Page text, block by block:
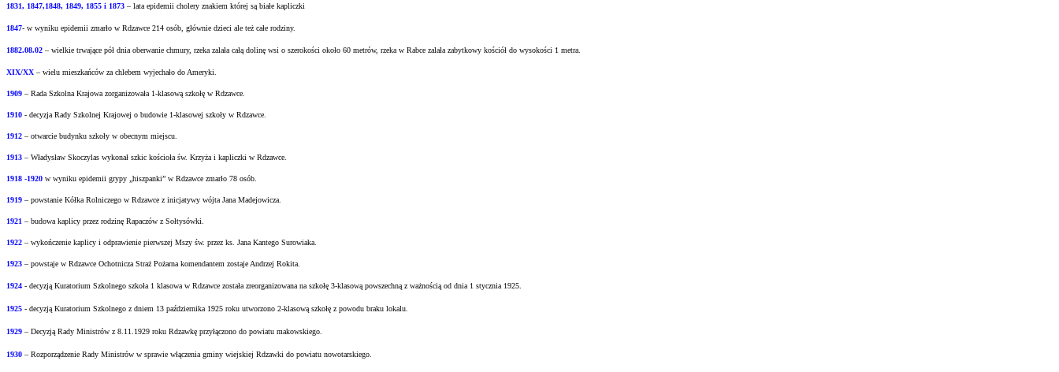
1831, 1847,1848, 1849, 1855 i 1873 – lata epidemii cholery znakiem której są białe kapliczki
1847- w wyniku epidemii zmarło w Rdzawce 214 osób, głównie dzieci ale też całe rodziny.
1882.08.02 – wielkie trwające pół dnia oberwanie chmury, rzeka zalała całą dolinę wsi o szerokości około 60 metrów, rzeka w Rabce zalała zabytkowy kościół do wysokości 1 metra.
XIX/XX – wielu mieszkańców za chlebem wyjechało do Ameryki.
1909 – Rada Szkolna Krajowa zorganizowała 1-klasową szkołę w Rdzawce.
1910 - decyzja Rady Szkolnej Krajowej o budowie 1-klasowej szkoły w Rdzawce.
1912 – otwarcie budynku szkoły w obecnym miejscu.
1913 – Władysław Skoczylas wykonał szkic kościoła św. Krzyża i kapliczki w Rdzawce.
1918 -1920 w wyniku epidemii grypy „hiszpanki” w Rdzawce zmarło 78 osób.
1919 – powstanie Kółka Rolniczego w Rdzawce z inicjatywy wójta Jana Madejowicza.
1921 – budowa kaplicy przez rodzinę Rapaczów z Sołtysówki.
1922 – wykończenie kaplicy i odprawienie pierwszej Mszy św. przez ks. Jana Kantego Surowiaka.
1923 – powstaje w Rdzawce Ochotnicza Straż Pożarna komendantem zostaje Andrzej Rokita.
1924 - decyzją Kuratorium Szkolnego szkoła 1 klasowa w Rdzawce została zreorganizowana naszkołę 3-klasową powszechną z ważnością od dnia 1 stycznia 1925.
1925 - decyzją Kuratorium Szkolnego z dniem 13 października 1925 roku utworzono 2-klasowąszkołę z powodu braku lokalu.
1929 – Decyzją Rady Ministrów z 8.11.1929 roku Rdzawkę przyłączono do powiatu makowskiego.
1930 – Rozporządzenie Rady Ministrów w sprawie włączenia gminy wiejskiej Rdzawki do powiatu nowotarskiego.